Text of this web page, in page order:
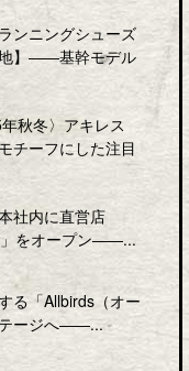
ンニングシューズ
地】――基幹モデル
秋冬〉アキレス
チーフにした注目
社内に直営店
」をオープン――...
る「Allbirds（オー
テージへ――...